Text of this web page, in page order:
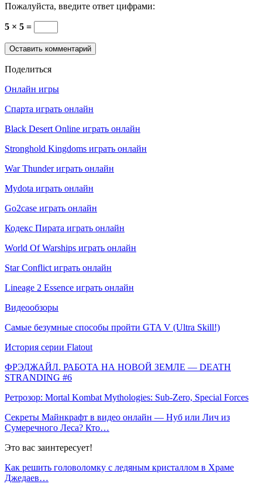
Пожалуйста, введите ответ цифрами:
5 × 5 =
Поделиться
Онлайн игры
Спарта играть онлайн
Black Desert Online играть онлайн
Stronghold Kingdoms играть онлайн
War Thunder играть онлайн
Mydota играть онлайн
Go2case играть онлайн
Кодекс Пирата играть онлайн
World Of Warships играть онлайн
Star Conflict играть онлайн
Lineage 2 Essence играть онлайн
Видеообзоры
Самые безумные способы пройти GTA V (Ultra Skill!)
История серии Flatout
ФРЭДЖАЙЛ. РАБОТА НА НОВОЙ ЗЕМЛЕ — DEATH
STRANDING #6
Ретрозор: Mortal Kombat Mythologies: Sub-Zero, Special Forces
Секреты Майнкрафт в видео онлайн — Нуб или Лич из
Сумеречного Леса? Кто…
Это вас заинтересует!
Как решить головоломку с ледяным кристаллом в Храме
Джедаев…